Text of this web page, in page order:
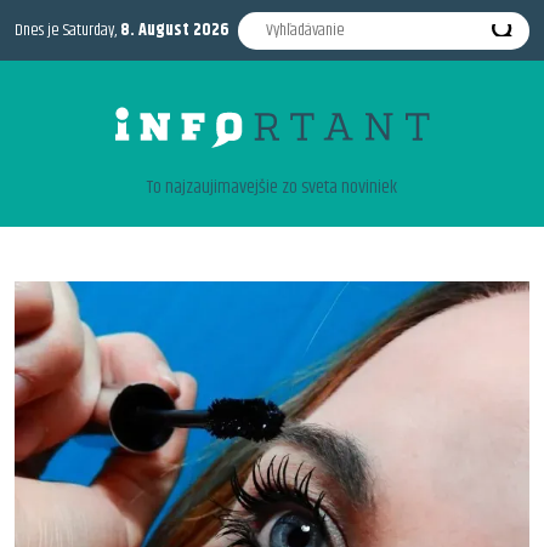
Dnes je Saturday,8. August 2026
To najzaujimavejšie zo sveta noviniek